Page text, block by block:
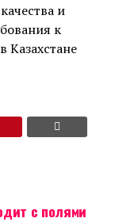
и
к
Казахстане
с полями